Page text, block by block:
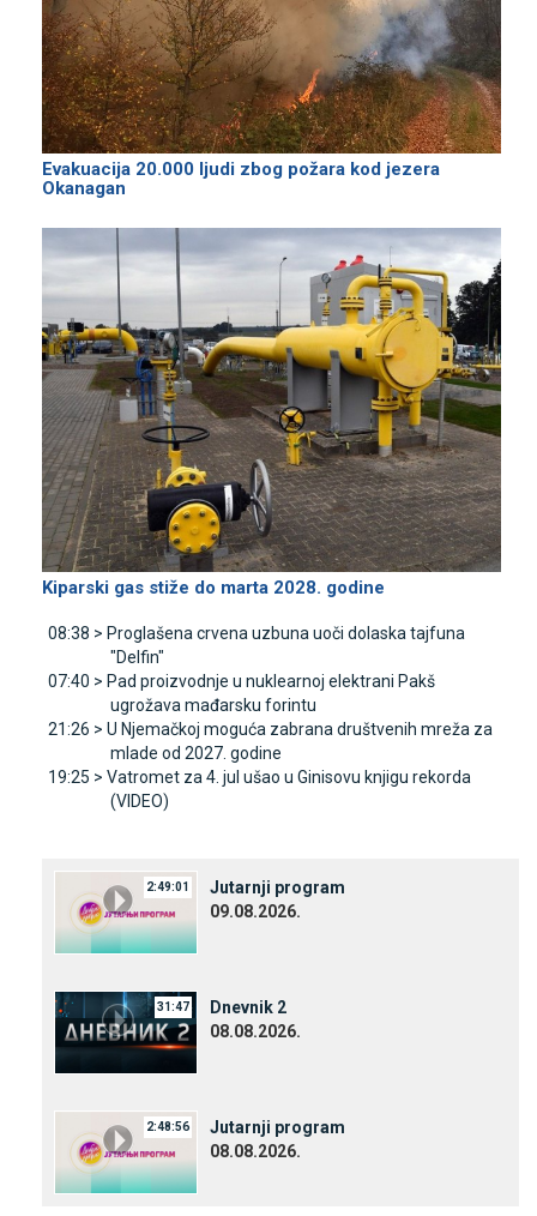
Evakuacija 20.000 ljudi zbog požara kod jezera
Okanagan
Kiparski gas stiže do marta 2028. godine
08:38 > Proglašena crvena uzbuna uoči dolaska tajfuna
"Delfin"
07:40 > Pad proizvodnje u nuklearnoj elektrani Pakš
ugrožava mađarsku forintu
21:26 > U Njemačkoj moguća zabrana društvenih mreža za
mlade od 2027. godine
19:25 > Vatromet za 4. jul ušao u Ginisovu knjigu rekorda
(VIDEO)
2:49:01
Јutarnji program
09.08.2026.
31:47
Dnevnik 2
08.08.2026.
2:48:56
Јutarnji program
08.08.2026.